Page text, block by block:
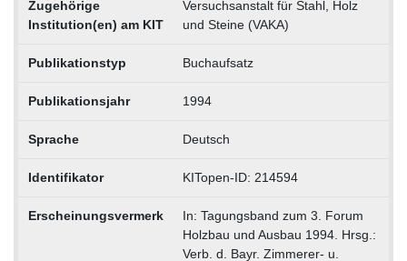
Zugehörige
Institution(en) am KIT
Versuchsanstalt für Stahl, Holz
und Steine (VAKA)
Publikationstyp Buchaufsatz
Publikationsjahr 1994
Sprache Deutsch
Identifikator KITopen-ID: 214594
Erscheinungsvermerk
In: Tagungsband zum 3. Forum
Holzbau und Ausbau 1994. Hrsg.:
Verb. d. Bayr. Zimmerer- u.